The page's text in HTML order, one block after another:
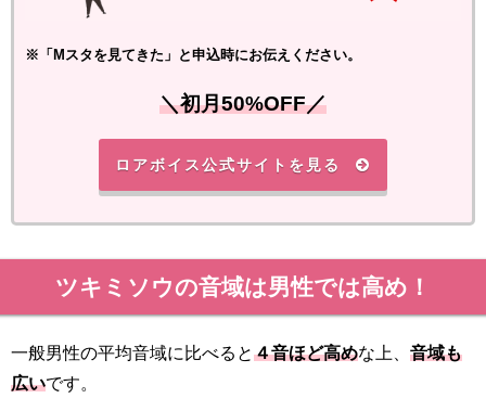
※「Mスタを見てきた」と申込時にお伝えください。
＼初月50%OFF／
ロアボイス公式サイトを見る
ツキミソウの音域は男性では高め！
一般男性の平均音域に比べると４音ほど高めな上、 音域も
広いです。